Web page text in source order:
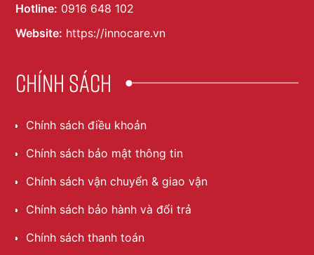
Hotline: 0916 648 102
Website: https://innocare.vn
Chính sách
Chính sách điều khoản
Chính sách bảo mật thông tin
Chính sách vận chuyển & giao vận
Chính sách bảo hành và đổi trả
Chính sách thanh toán